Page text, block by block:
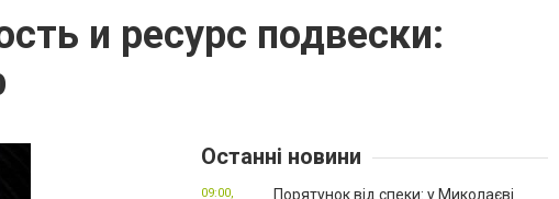
и ресурс подвески:
Останні новини
Порятунок від спеки: у Миколаєві
09:00,